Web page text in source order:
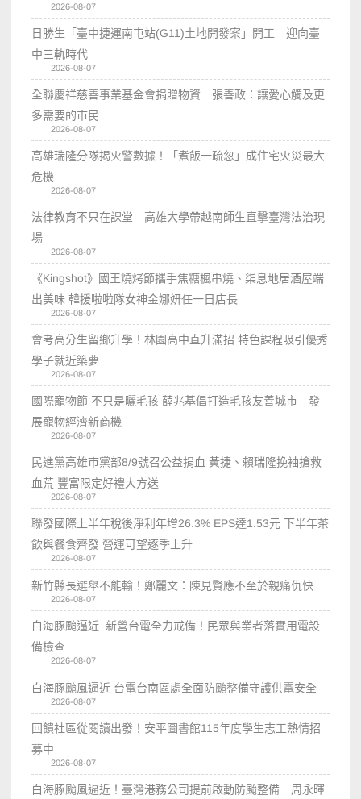
2026-08-07
日勝生「臺中捷運南屯站(G11)土地開發案」開工 迎向臺
中三軌時代
2026-08-07
全聯慶祥慈善事業基金會捐贈物資 張善政：讓愛心觸及更
多需要的市民
2026-08-07
高雄瑞隆分隊揭火警數據！「煮飯一疏忽」成住宅火災最大
危機
2026-08-07
法律教育不只在課堂 高雄大學帶越南師生直擊臺灣法治現
場
2026-08-07
《Kingshot》國王燒烤節攜手焦糖楓串燒、柒息地居酒屋端
出美味 韓援啦啦隊女神金娜妍任一日店長
2026-08-07
會考高分生留鄉升學！林園高中直升滿招 特色課程吸引優秀
學子就近築夢
2026-08-07
國際寵物節 不只是曬毛孩 薛兆基倡打造毛孩友善城市 發
展寵物經濟新商機
2026-08-07
民進黨高雄市黨部8/9號召公益捐血 黃捷、賴瑞隆挽袖搶救
血荒 豐富限定好禮大方送
2026-08-07
聯發國際上半年稅後淨利年增26.3% EPS達1.53元 下半年茶
飲與餐食齊發 營運可望逐季上升
2026-08-07
新竹縣長選舉不能輸！鄭麗文：陳見賢應不至於親痛仇快
2026-08-07
白海豚颱逼近 新營台電全力戒備！民眾與業者落實用電設
備檢查
2026-08-07
白海豚颱風逼近 台電台南區處全面防颱整備守護供電安全
2026-08-07
回饋社區從閱讀出發！安平圖書館115年度學生志工熱情招
募中
2026-08-07
白海豚颱風逼近！臺灣港務公司提前啟動防颱整備 周永暉